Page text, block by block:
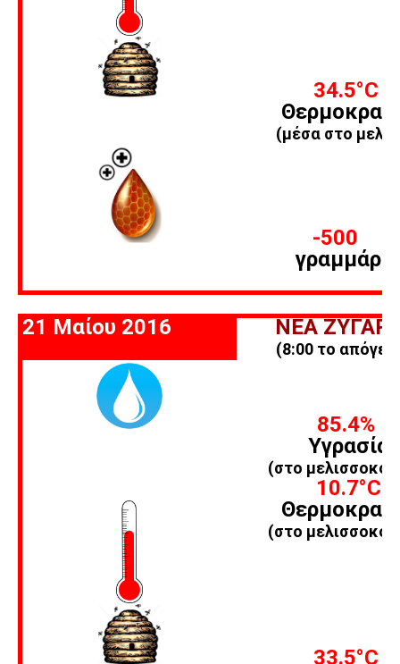
34.5°C
(μέσα στο
-500
γραμμάρια
21 Μαίου 2016 ΝΕΑ
(8:00 το
85.4%
Υγρασία
(στο
10.7°C
(στο
33.5°C